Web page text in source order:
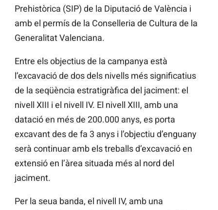
Prehistòrica (SIP) de la Diputació de València i
amb el permís de la Conselleria de Cultura de la
Generalitat Valenciana.
Entre els objectius de la campanya està
l’excavació de dos dels nivells més significatius
de la seqüència estratigràfica del jaciment: el
nivell XIII i el nivell IV. El nivell XIII, amb una
datació en més de 200.000 anys, es porta
excavant des de fa 3 anys i l’objectiu d’enguany
serà continuar amb els treballs d’excavació en
extensió en l’àrea situada més al nord del
jaciment.
Per la seua banda, el nivell IV, amb una